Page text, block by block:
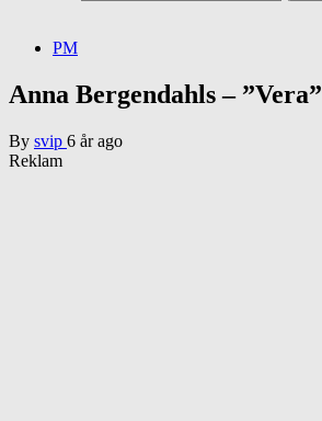
PM
Anna Bergendahls – ”Vera”
By svip 6 år ago
Reklam